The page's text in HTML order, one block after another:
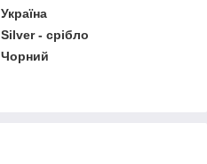
Україна
Silver - срібло
Чорний